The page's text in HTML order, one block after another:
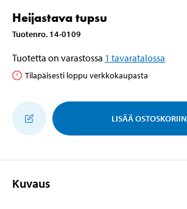
Heijastava tupsu
Tuotenro. 14-0109
Tuotetta on varastossa 1 tavaratalossa
Tilapäisesti loppu verkkokaupasta
LISÄÄ OSTOSKORIIN
Kuvaus